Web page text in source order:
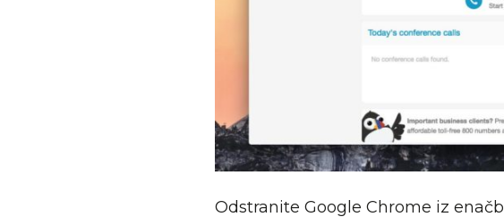
Odstranite Google Chrome iz